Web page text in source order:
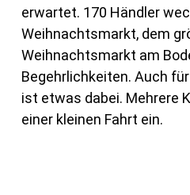
erwartet. 170 Händler
Weihnachtsmarkt, dem
Weihnachtsmarkt am
Begehrlichkeiten. Auch
ist etwas dabei. Mehrere
einer kleinen Fahrt ein.